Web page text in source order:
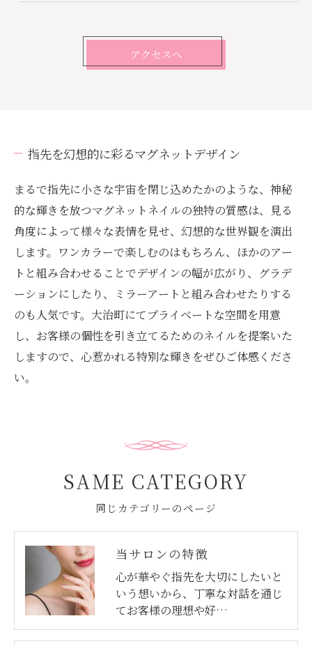
アクセスへ
指先を幻想的に彩るマグネットデザイン
まるで指先に小さな宇宙を閉じ込めたかのような、神秘
的な輝きを放つマグネットネイルの独特の質感は、見る
角度によって様々な表情を見せ、幻想的な世界観を演出
します。ワンカラーで楽しむのはもちろん、ほかのアー
トと組み合わせることでデザインの幅が広がり、グラデ
ーションにしたり、ミラーアートと組み合わせたりする
のも人気です。大治町にてプライベートな空間を用意
し、お客様の個性を引き立てるためのネイルを提案いた
しますので、心惹かれる特別な輝きをぜひご体感くださ
い。
同じカテゴリーのページ
SAME CATEGORY
当サロンの特徴
心が華やぐ指先を大切にしたいと
いう想いから、丁寧な対話を通じ
てお客様の理想や好…